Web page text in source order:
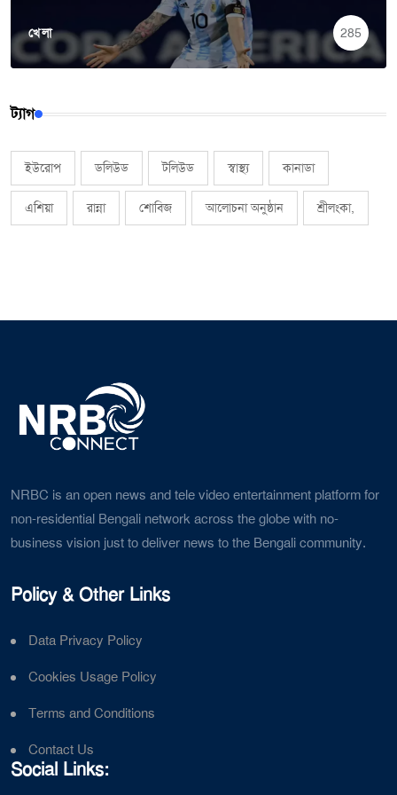
খেলা 285
ট্যাগ
ইউরোপ ডলিউড টলিউড স্বাস্থ্য কানাডা
এশিয়া রান্না শোবিজ আলোচনা অনুষ্ঠান শ্রীলংকা,
NRBC is an open news and tele video entertainment platform for
non-residential Bengali network across the globe with no-
business vision just to deliver news to the Bengali community.
Policy & Other Links
Data Privacy Policy
Cookies Usage Policy
Terms and Conditions
Contact Us
Social Links: